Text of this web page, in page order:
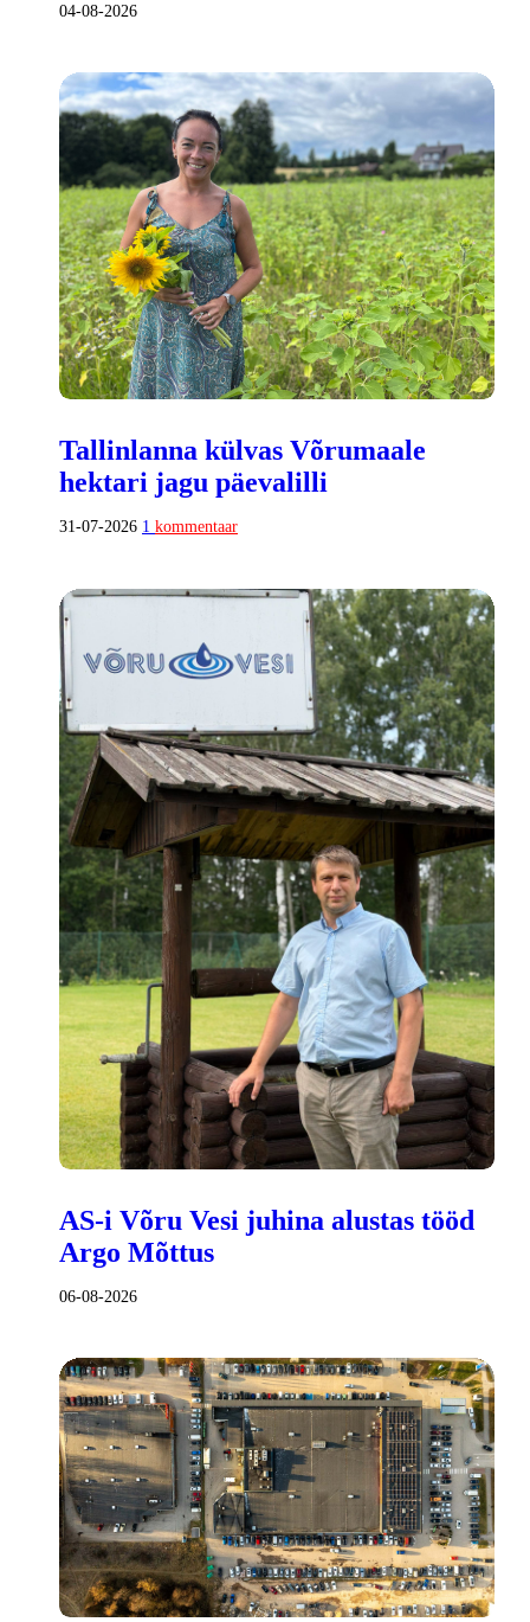
04-08-2026
Tallinlanna külvas Võrumaale
hektari jagu päevalilli
31-07-2026 1 kommentaar
AS-i Võru Vesi juhina alustas tööd
Argo Mõttus
06-08-2026